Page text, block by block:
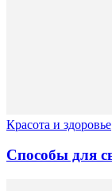
Красота и здоровье
Способы для